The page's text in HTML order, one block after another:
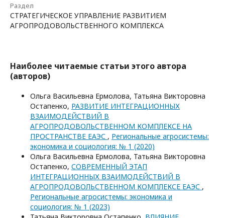
Раздел
СТРАТЕГИЧЕСКОЕ УПРАВЛЕНИЕ РАЗВИТИЕМ
АГРОПРОДОВОЛЬСТВЕННОГО КОМПЛЕКСА
Наиболее читаемые статьи этого автора
(авторов)
Ольга Васильевна Ермолова, Татьяна Викторовна
Остапенко, РАЗВИТИЕ ИНТЕГРАЦИОННЫХ
ВЗАИМОДЕЙСТВИЙ В
АГРОПРОДОВОЛЬСТВЕННОМ КОМПЛЕКСЕ НА
ПРОСТРАНСТВЕ ЕАЭС , Региональные агросистемы:
экономика и социология: № 1 (2020)
Ольга Васильевна Ермолова, Татьяна Викторовна
Остапенко, СОВРЕМЕННЫЙ ЭТАП
ИНТЕГРАЦИОННЫХ ВЗАИМОДЕЙСТВИЙ В
АГРОПРОДОВОЛЬСТВЕННОМ КОМПЛЕКСЕ ЕАЭС ,
Региональные агросистемы: экономика и
социология: № 1 (2023)